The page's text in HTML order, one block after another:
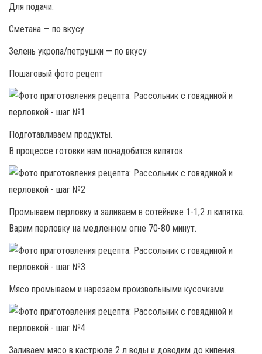
Для подачи:
Сметана — по вкусу
Зелень укропа/петрушки — по вкусу
Пошаговый фото рецепт
Подготавливаем продукты.
В процессе готовки нам понадобится кипяток.
Промываем перловку и заливаем в сотейнике 1-1,2 л кипятка.
Варим перловку на медленном огне 70-80 минут.
Мясо промываем и нарезаем произвольными кусочками.
Заливаем мясо в кастрюле 2 л воды и доводим до кипения.